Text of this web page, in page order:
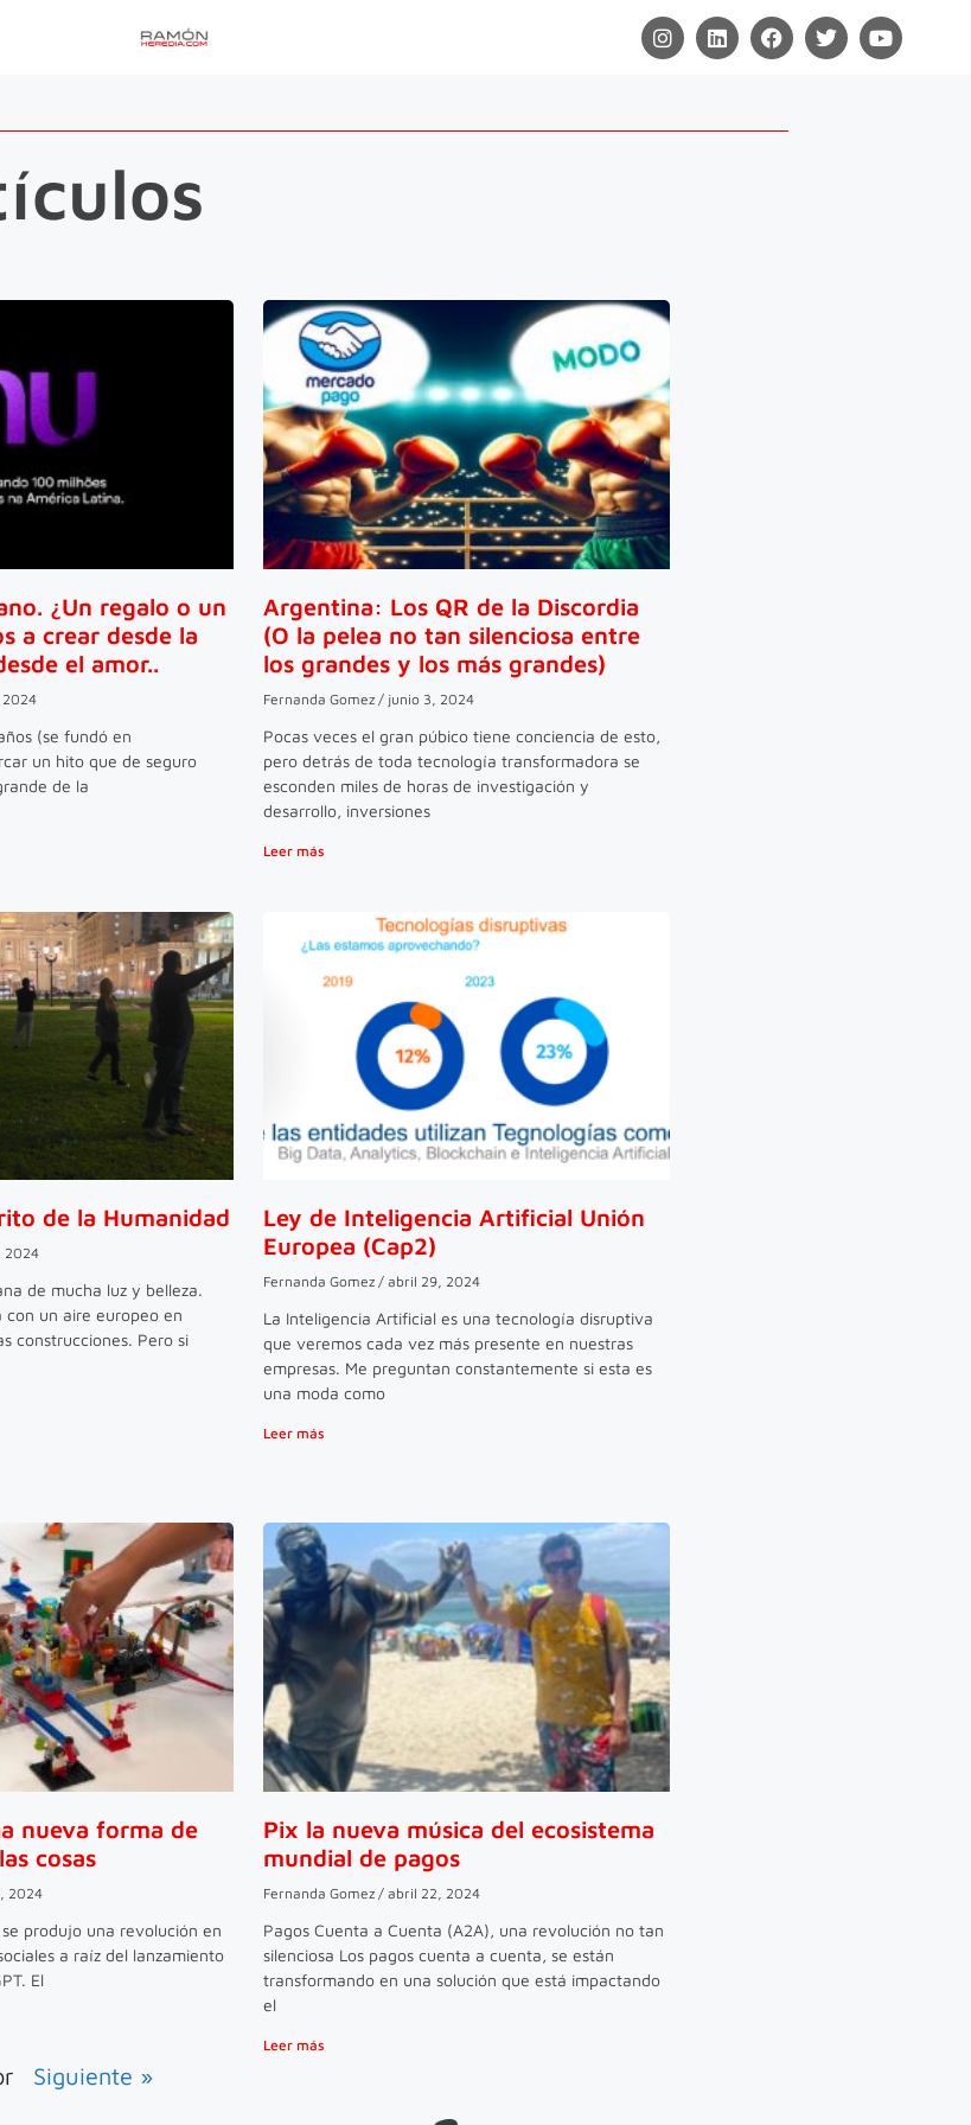
¿Un regalo o un
a crear desde la
el amor..
2024
(se fundó en
un hito que de seguro
de la
Argentina: Los QR de la Discordia
(O la pelea no tan silenciosa entre
los grandes y los más grandes)
Fernanda Gomez junio 3, 2024
Pocas veces el gran púbico tiene conciencia de esto,
pero detrás de toda tecnología transformadora se
esconden miles de horas de investigación y
desarrollo, inversiones
Leer más
de la Humanidad
2024
de mucha luz y belleza.
con un aire europeo en
construcciones. Pero si
Ley de Inteligencia Artificial Unión
Europea (Cap2)
Fernanda Gomez abril 29, 2024
La Inteligencia Artificial es una tecnología disruptiva
que veremos cada vez más presente en nuestras
empresas. Me preguntan constantemente si esta es
una moda como
Leer más
nueva forma de
cosas
2024
produjo una revolución en
a raíz del lanzamiento
El
Pix la nueva música del ecosistema
mundial de pagos
Fernanda Gomez abril 22, 2024
Pagos Cuenta a Cuenta (A2A), una revolución no tan
silenciosa Los pagos cuenta a cuenta, se están
transformando en una solución que está impactando
el
Leer más
Siguiente »